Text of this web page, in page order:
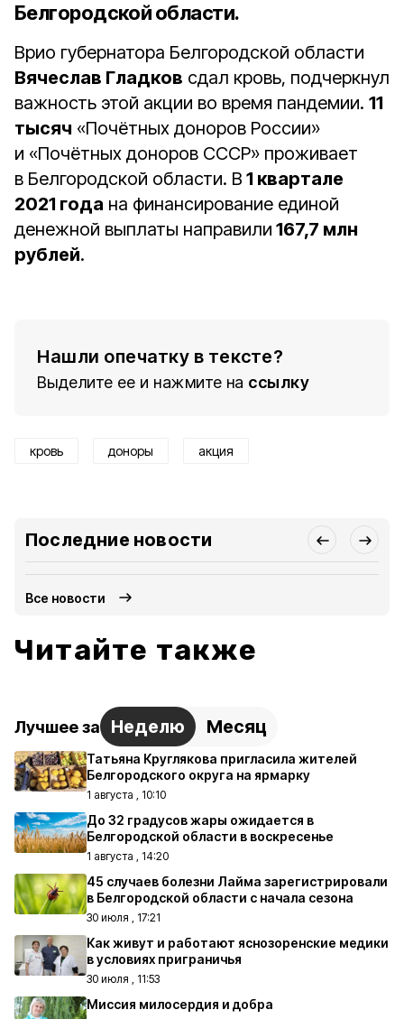
Белгородской области.
Врио губернатора Белгородской области
Вячеслав Гладков сдал кровь, подчеркнул
важность этой акции во время пандемии. 11
тысяч «Почётных доноров России»
и «Почётных доноров СССР» проживает
в Белгородской области. В 1 квартале
2021 года на финансирование единой
денежной выплаты направили 167,7 млн
рублей.
Нашли опечатку в тексте?
Выделите ее и нажмите на ссылку
кровь доноры акция
Последние новости
Все новости
Читайте также
Лучшее за Неделю Месяц
Татьяна Круглякова пригласила жителей
Белгородского округа на ярмарку
1 августа , 10:10
До 32 градусов жары ожидается в
Белгородской области в воскресенье
1 августа , 14:20
45 случаев болезни Лайма зарегистрировали
в Белгородской области с начала сезона
30 июля , 17:21
Как живут и работают яснозоренские медики
в условиях приграничья
30 июля , 11:53
Миссия милосердия и добра